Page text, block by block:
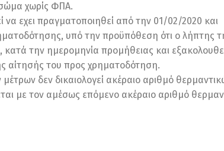
χωρίς ΦΠΑ.
εχει πραγματοποιηθεί από την 01/02/2020 και
υπό την προϋπόθεση ότι ο λήπτης
κατά την ημερομηνία προμήθειας και
αίτησής του προς χρηματοδότηση.
δεν δικαιολογεί ακέραιο αριθμό
με τον αμέσως επόμενο ακέραιο αριθμό